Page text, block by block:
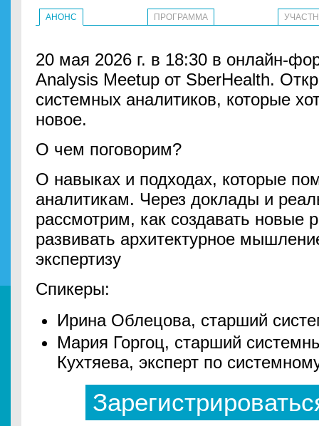
АНОНС ПРОГРАММА
20 мая 2026 г. в 18:30 в онлайн-
Analysis Meetup от SberHealth.
системных аналитиков, которые
новое.
О чем поговорим?
О навыках и подходах, которые
аналитикам. Через доклады и
рассмотрим, как создавать новые
развивать архитектурное
экспертизу
Спикеры:
Ирина Облецова, старший
Мария Горгоц, старший
Кухтяева, эксперт по